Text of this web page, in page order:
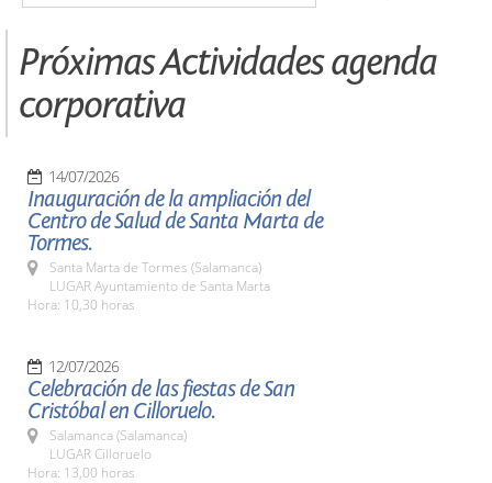
Próximas Actividades agenda
corporativa
14/07/2026
Inauguración de la ampliación del
Centro de Salud de Santa Marta de
Tormes.
Santa Marta de Tormes (Salamanca)
LUGAR Ayuntamiento de Santa Marta
Hora: 10,30 horas
12/07/2026
Celebración de las fiestas de San
Cristóbal en Cilloruelo.
Salamanca (Salamanca)
LUGAR Cilloruelo
Hora: 13,00 horas